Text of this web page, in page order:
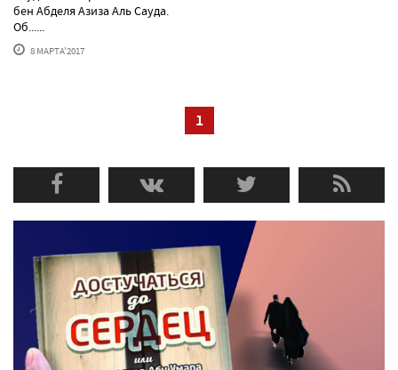
бен Абделя Азиза Аль Сауда.
Об......
8 МАРТА'2017
1